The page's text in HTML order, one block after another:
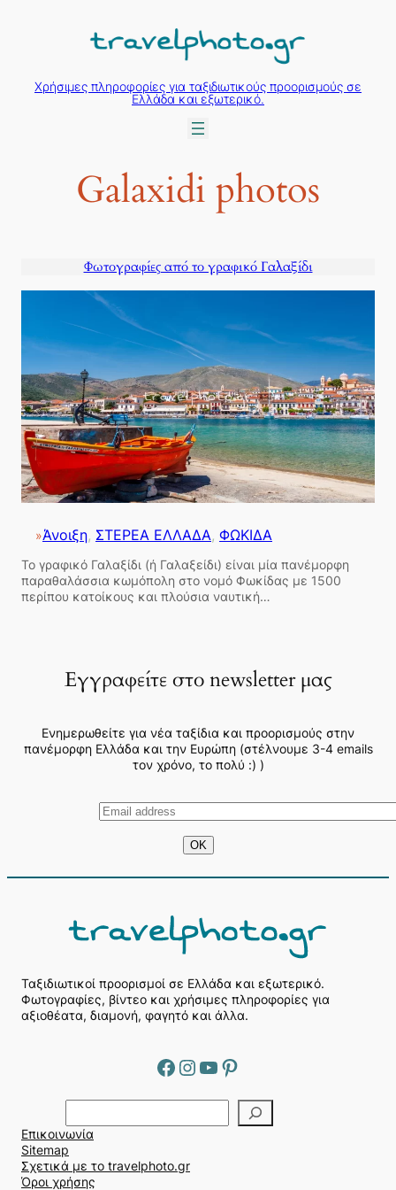
περιεχόμενο
Χρήσιμες πληροφορίες για ταξιδιωτικούς προορισμούς σε
Ελλάδα και εξωτερικό.
Galaxidi photos
Φωτογραφίες από το γραφικό Γαλαξίδι
»Άνοιξη, ΣΤΕΡΕΑ ΕΛΛΑΔΑ, ΦΩΚΙΔΑ
Το γραφικό Γαλαξίδι (ή Γαλαξείδι) είναι μία πανέμορφη
παραθαλάσσια κωμόπολη στο νομό Φωκίδας με 1500
περίπου κατοίκους και πλούσια ναυτική…
Εγγραφείτε στο newsletter μας
Ενημερωθείτε για νέα ταξίδια και προορισμούς στην
πανέμορφη Ελλάδα και την Ευρώπη (στέλνουμε 3-4 emails
τον χρόνο, το πολύ :) )
Ταξιδιωτικοί προορισμοί σε Ελλάδα και εξωτερικό.
Φωτογραφίες, βίντεο και χρήσιμες πληροφορίες για
αξιοθέατα, διαμονή, φαγητό και άλλα.
Facebook Instagram YouTube Pinterest
ν
α
ζ
ή
Επικοινωνία
Sitemap
Σχετικά με το travelphoto.gr
Όροι χρήσης